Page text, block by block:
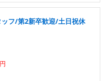
フ/第2新卒歓迎/土日祝休